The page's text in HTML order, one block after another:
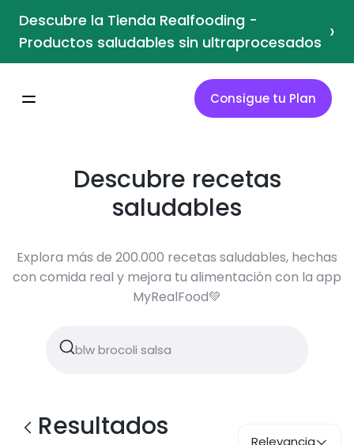
Descubre la Tienda Realfooding -
Productos saludables sin ultraprocesados ›
Consigue tu Plan
Descubre recetas
saludables
Explora más de 200.000 recetas saludables, hechas
con comida real y mejora tu alimentación con la app
MyRealFood💚
Resultados Relevancia